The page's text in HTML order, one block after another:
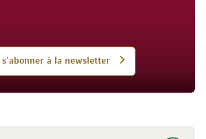
s'abonner à la newsletter